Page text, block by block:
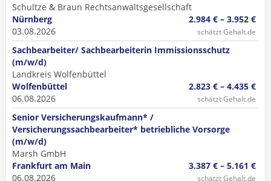
Schultze & Braun Rechtsanwaltsgesellschaft
Nürnberg
03.08.2026
2.984 € – 3.952 €
schätzt Gehalt.de
Sachbearbeiter/ Sachbearbeiterin Immissionsschutz
(m/w/d)
Landkreis Wolfenbüttel
Wolfenbüttel
06.08.2026
2.823 € – 4.435 €
schätzt Gehalt.de
Senior Versicherungskaufmann* /
Versicherungssachbearbeiter* betriebliche Vorsorge
(m/w/d)
Marsh GmbH
Frankfurt am Main
06.08.2026
3.387 € – 5.161 €
schätzt Gehalt.de